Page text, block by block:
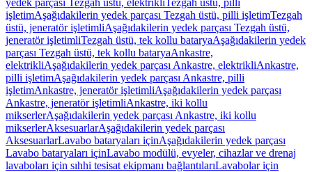
yedek parçası Tezgah üstü, elektrikli Tezgah üstü, pilli
işletimAşağıdakilerin yedek parçası Tezgah üstü, pilli işletimTezgah
üstü, jeneratör işletimliAşağıdakilerin yedek parçası Tezgah üstü,
jeneratör işletimliTezgah üstü, tek kollu bataryaAşağıdakilerin yedek
parçası Tezgah üstü, tek kollu bataryaAnkastre,
elektrikliAşağıdakilerin yedek parçası Ankastre, elektrikliAnkastre,
pilli işletimAşağıdakilerin yedek parçası Ankastre, pilli
işletimAnkastre, jeneratör işletimliAşağıdakilerin yedek parçası
Ankastre, jeneratör işletimliAnkastre, iki kollu
mikserlerAşağıdakilerin yedek parçası Ankastre, iki kollu
mikserlerAksesuarlarAşağıdakilerin yedek parçası
AksesuarlarLavabo bataryaları içinAşağıdakilerin yedek parçası
Lavabo bataryaları içinLavabo modülü, evyeler, cihazlar ve drenaj
lavaboları için sıhhi tesisat ekipmanı bağlantılarıLavabolar için